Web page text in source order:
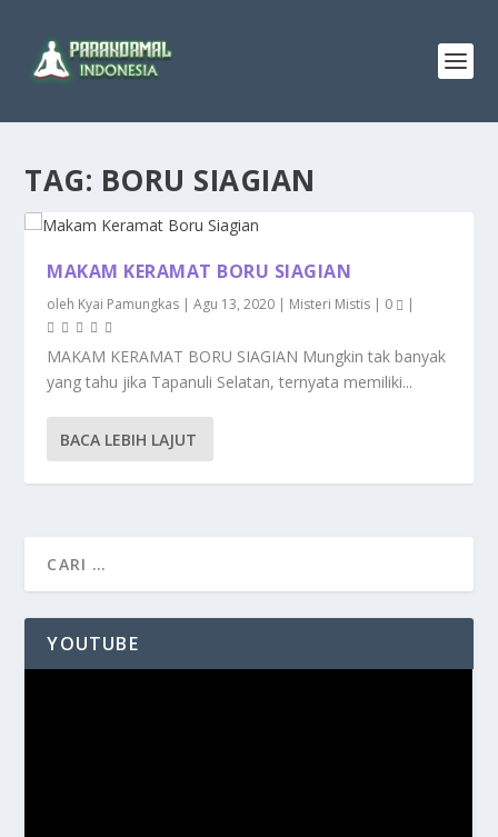
TAG: BORU SIAGIAN
MAKAM KERAMAT BORU SIAGIAN
oleh Kyai Pamungkas |Agu 13, 2020 | Misteri Mistis | 0 |
MAKAM KERAMAT BORU SIAGIAN Mungkin tak banyak
yang tahu jika Tapanuli Selatan, ternyata memiliki...
BACA LEBIH LAJUT
YOUTUBE